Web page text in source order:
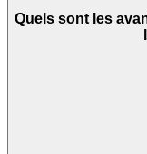
Quels sont les